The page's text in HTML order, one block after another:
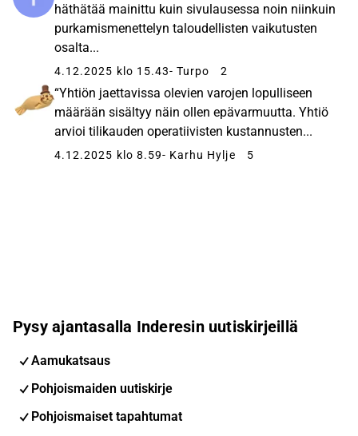
häthätää mainittu kuin sivulausessa noin niinkuin
purkamismenettelyn taloudellisten vaikutusten
osalta...
4.12.2025 klo 15.43- Turpo 2
“Yhtiön jaettavissa olevien varojen lopulliseen
määrään sisältyy näin ollen epävarmuutta. Yhtiö
arvioi tilikauden operatiivisten kustannusten...
4.12.2025 klo 8.59- Karhu Hylje 5
Pysy ajantasalla Inderesin uutiskirjeillä
Aamukatsaus
Pohjoismaiden uutiskirje
Pohjoismaiset tapahtumat